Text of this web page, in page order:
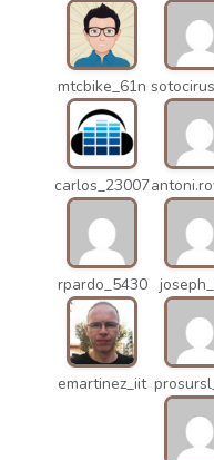
mtcbike_61n
carlos_23007
rpardo_5430
emartinez_iit